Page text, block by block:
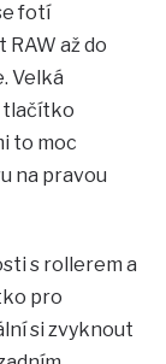
fotí
až do
Velká
tlačítko
to moc
na pravou
s rollerem a
pro
si zvyknout